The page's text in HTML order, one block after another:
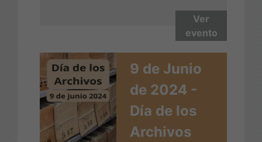
Ver
evento
9 de Junio
de 2024 -
Día de los
Archivos